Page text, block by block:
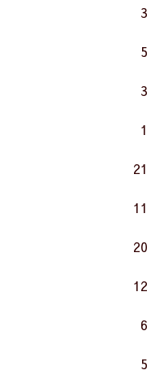
3
5
3
1
21
11
20
12
6
5